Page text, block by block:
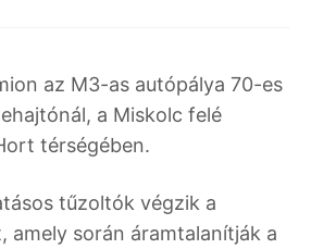
az M3-as autópálya 70-es
a Miskolc felé
térségében.
tűzoltók végzik a
amely során áramtalanítják a